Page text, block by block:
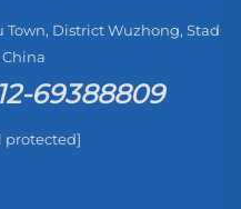
Town, District Wuzhong, Stad
69388809
protected]